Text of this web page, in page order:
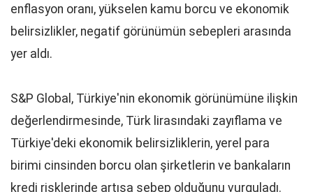
enflasyon oranı, yükselen kamu borcu ve ekonomik
belirsizlikler, negatif görünümün sebepleri arasında
yer aldı.
S&P Global, Türkiye'nin ekonomik görünümüne ilişkin
değerlendirmesinde, Türk lirasındaki zayıflama ve
Türkiye'deki ekonomik belirsizliklerin, yerel para
birimi cinsinden borcu olan şirketlerin ve bankaların
kredi risklerinde artışa sebep olduğunu vurguladı.